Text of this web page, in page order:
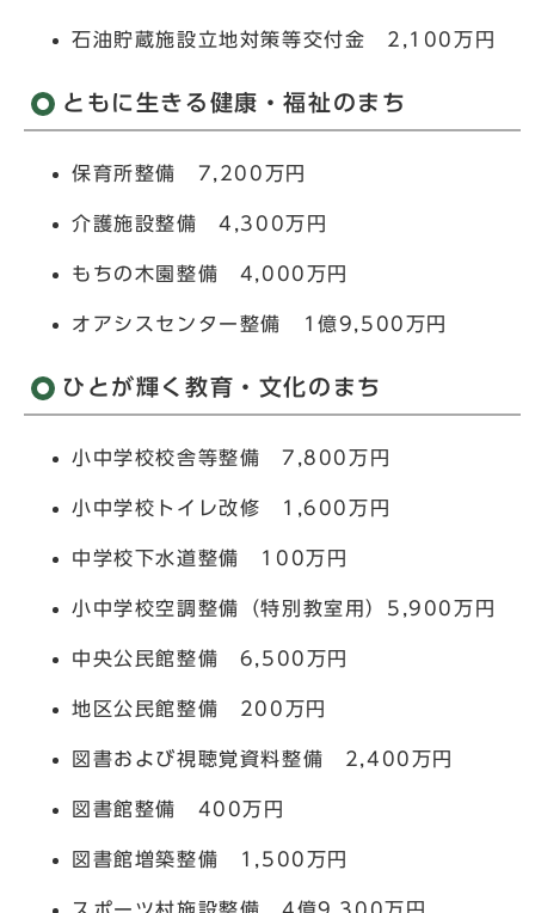
石油貯蔵施設立地対策等交付金 2,100万円
ともに生きる健康・福祉のまち
保育所整備 7,200万円
介護施設整備 4,300万円
もちの木園整備 4,000万円
オアシスセンター整備 1億9,500万円
ひとが輝く教育・文化のまち
小中学校校舎等整備 7,800万円
小中学校トイレ改修 1,600万円
中学校下水道整備 100万円
小中学校空調整備（特別教室用）5,900万円
中央公民館整備 6,500万円
地区公民館整備 200万円
図書および視聴覚資料整備 2,400万円
図書館整備 400万円
図書館増築整備 1,500万円
スポーツ村施設整備 4億9,300万円